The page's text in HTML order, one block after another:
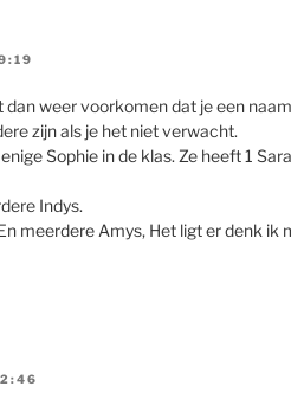
dan weer voorkomen dat je een
zijn als je het niet verwacht.
Sophie in de klas. Ze heeft 1
Indys.
meerdere Amys, Het ligt er denk ik